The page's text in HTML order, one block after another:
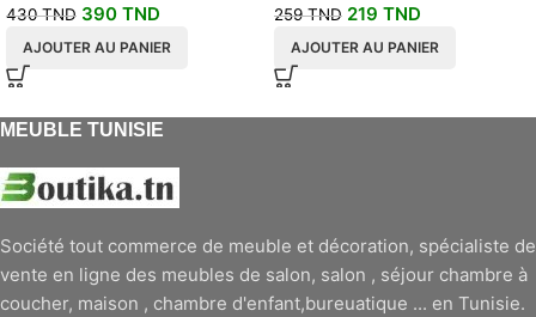
430TND 390 TND
AJOUTER AU PANIER
259TND 219 TND
AJOUTER AU PANIER
MEUBLE TUNISIE
Société tout commerce de meuble et décoration, spécialiste de
vente en ligne des meubles de salon, salon , séjour chambre à
coucher, maison , chambre d'enfant,bureuatique ... en Tunisie.